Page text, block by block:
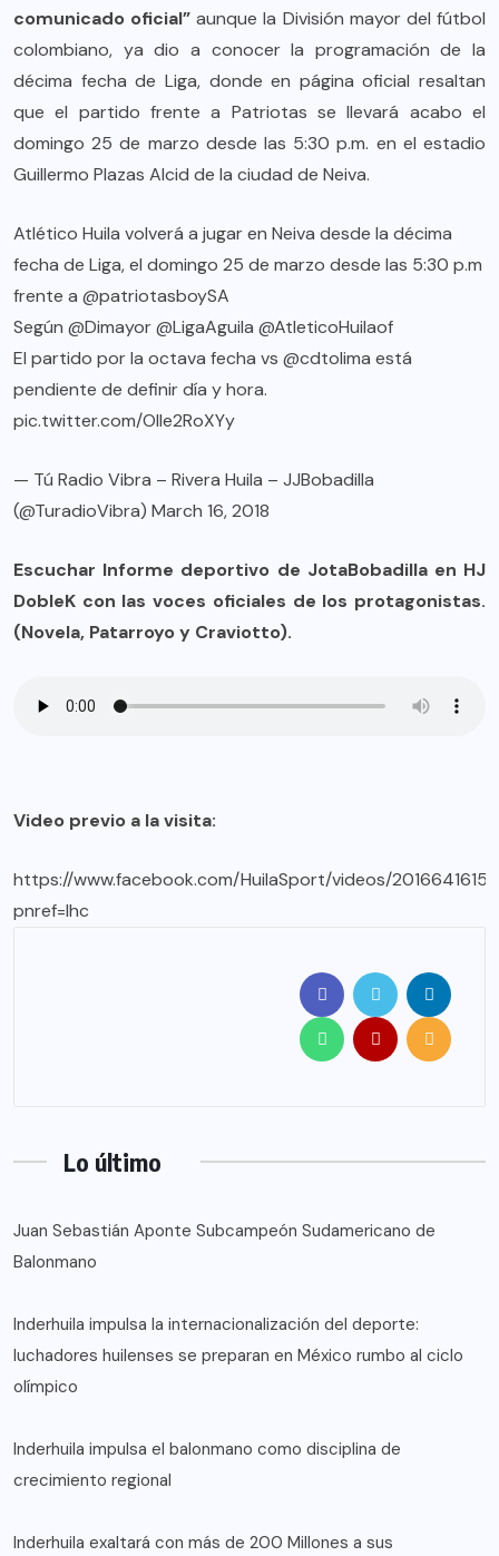
comunicado oficial” aunque la División mayor del fútbol
colombiano, ya dio a conocer la programación de la
décima fecha de Liga, donde en página oficial resaltan
que el partido frente a Patriotas se llevará acabo el
domingo 25 de marzo desde las 5:30 p.m. en el estadio
Guillermo Plazas Alcid de la ciudad de Neiva.
Atlético Huila volverá a jugar en Neiva desde la décima
fecha de Liga, el domingo 25 de marzo desde las 5:30 p.m
frente a @patriotasboySA
Según @Dimayor@LigaAguila @AtleticoHuilaof
El partido por la octava fecha vs @cdtolima está
pendiente de definir día y hora.
pic.twitter.com/OlIe2RoXYy
— Tú Radio Vibra – Rivera Huila – JJBobadilla
(@TuradioVibra) March 16, 2018
Escuchar Informe deportivo de JotaBobadilla en HJ
DobleK con las voces oficiales de los protagonistas.
(Novela, Patarroyo y Craviotto).
Video previo a la visita:
https://www.facebook.com/HuilaSport/videos/
pnref=lhc
Lo último
Juan Sebastián Aponte Subcampeón Sudamericano de
Balonmano
Inderhuila impulsa la internacionalización del deporte:
luchadores huilenses se preparan en México rumbo al ciclo
olímpico
Inderhuila impulsa el balonmano como disciplina de
crecimiento regional
Inderhuila exaltará con más de 200 Millones a sus